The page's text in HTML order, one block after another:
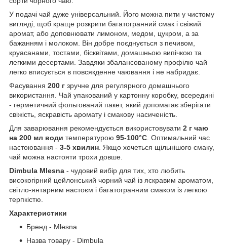
У подачі чай дуже універсальний. Його можна пити у чистому
вигляді, щоб краще розкрити багатогранний смак і свіжий
аромат, або доповнювати лимоном, медом, цукром, а за
бажанням і молоком. Він добре поєднується з печивом,
круасанами, тостами, бісквітами, домашньою випічкою та
легкими десертами. Завдяки збалансованому профілю чай
легко вписується в повсякденне чаювання і не набридає.
Фасування 200 г зручне для регулярного домашнього
використання. Чай упакований у картонну коробку, всередині
- герметичний фольгований пакет, який допомагає зберігати
свіжість, яскравість аромату і смакову насиченість.
Для заварювання рекомендується використовувати 2 г чаю
на 200 мл води температурою 95-100°C. Оптимальний час
настоювання - 3-5 хвилин. Якщо хочеться щільнішого смаку,
чай можна настояти трохи довше.
Dimbula Mlesna - чудовий вибір для тих, хто любить
високогірний цейлонський чорний чай із яскравим ароматом,
світло-янтарним настоєм і багатогранним смаком із легкою
терпкістю.
Характеристики
Бренд - Mlesna
Назва товару - Dimbula